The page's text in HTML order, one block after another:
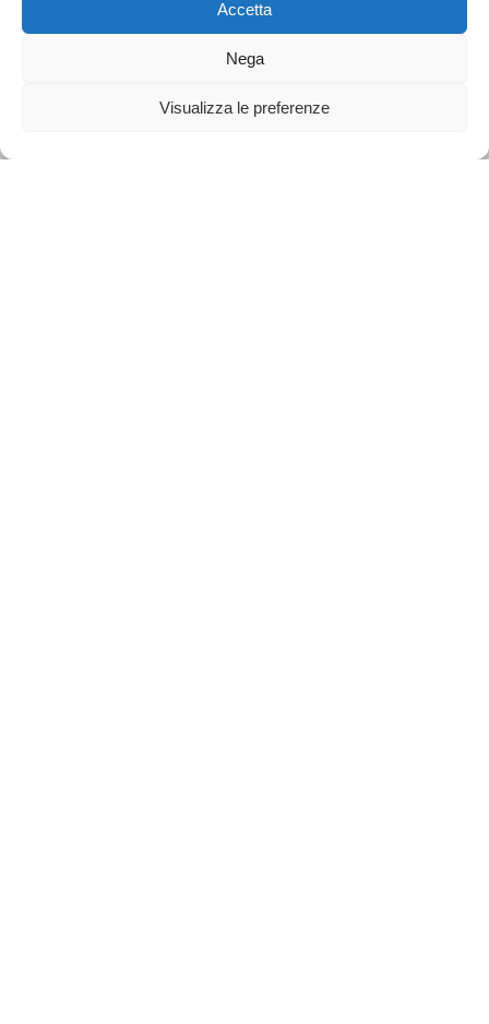
Accetta
Nega
Visualizza le preferenze